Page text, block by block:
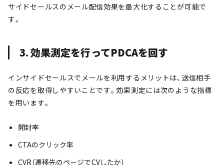
サイドセールスのメール配信効果を最大化することが可能で
す。
3. 効果測定を行ってPDCAを回す
インサイドセールスでメールを利用するメリットは、送信相手
の反応を取得しやすいことです。効果測定には次のような指標
を用います。
開封率
CTAのクリック率
CVR（遷移先のページでCVしたか）